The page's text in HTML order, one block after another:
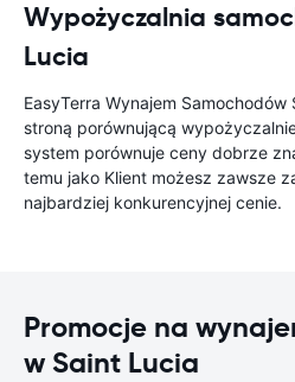
Wypożyczalnia
Lucia
EasyTerra Wynajem
stroną porównującą
system porównuje ceny dobrze
temu jako Klient możesz zawsze
najbardziej konkurencyjnej cenie.
Promocje na
w Saint Lucia